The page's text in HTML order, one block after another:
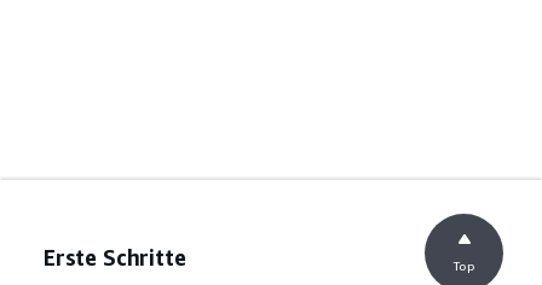
Erste Schritte Top